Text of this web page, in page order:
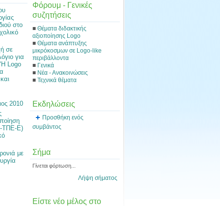
στο
σε
για
Logo
2010
ΤΠΕ-Ε)
με
Φόρουμ - Γενικές
συζητήσεις
■ Θέματα διδακτικής
αξιοποίησης Logo
■ Θέματα ανάπτυξης
μικρόκοσμων σε Logo-like
περιβάλλοντα
■ Γενικά
■ Νέα - Ανακοινώσεις
■ Τεχνικά θέματα
Εκδηλώσεις
Προσθήκη ενός
συμβάντος
Σήμα
Γίνεται φόρτωση...
Λήψη σήματος
Είστε νέο μέλος στο